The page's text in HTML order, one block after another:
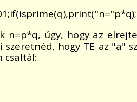
n=p*q, úgy, hogy az
hogy TE az "a"
csaltál: